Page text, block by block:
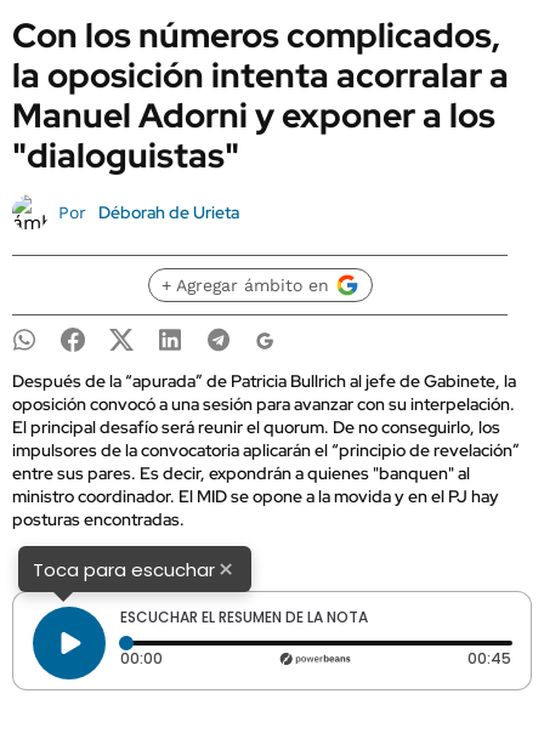
Con los números complicados,
la oposición intenta acorralar a
Manuel Adorni y exponer a los
"dialoguistas"
Por Déborah de Urieta
+ Agregar ámbito en
Después de la “apurada” de Patricia Bullrich al jefe de Gabinete, la
oposición convocó a una sesión para avanzar con su interpelación.
El principal desafío será reunir el quorum. De no conseguirlo, los
impulsores de la convocatoria aplicarán el “principio de revelación”
entre sus pares. Es decir, expondrán a quienes "banquen" al
ministro coordinador. El MID se opone a la movida y en el PJ hay
posturas encontradas.
Toca para escuchar×
ESCUCHAR EL RESUMEN DE LA NOTA
00:00 Tiempo transcurrido: 0 segundos 00:45